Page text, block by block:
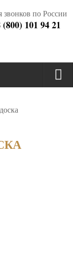
звонков по России
(800) 101 94 21